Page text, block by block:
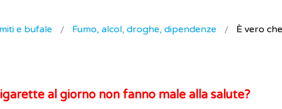
e bufale Fumo, alcol, droghe, dipendenze È vero
al giorno non fanno male alla salute?